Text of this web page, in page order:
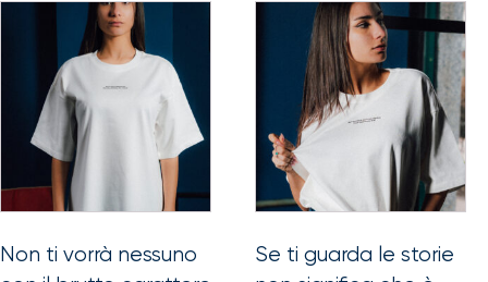
Non ti vorrà nessuno
varianti.
opzioni
possono
scelte
Se ti guarda le storie
Questo
prodotto
varianti.
Le
opzioni
possono
scelte